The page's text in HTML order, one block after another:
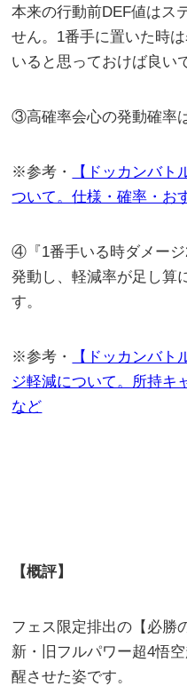
本来の行動前DEF値はス
せん。1番手に置いた時
いると思っておけば良い
③高確率会心の発動確率
※参考・
【ドッカンバ
ついて。仕様・確率・お
④『1番手いる時ダメー
発動し、軽減率が足し算
す。
※参考・
【ドッカンバ
ジ軽減について。所持キ
など
【概評】
フェス限定排出の【必勝
新・旧フルパワー超4悟
醒させた姿です。